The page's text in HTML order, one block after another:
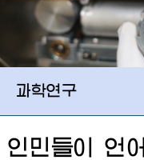
과학연구
인민들이 언